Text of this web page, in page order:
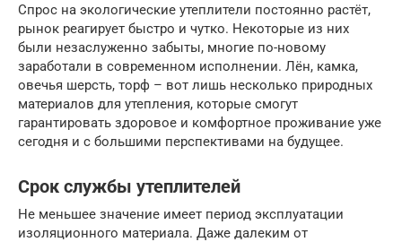
Спрос на экологические утеплители постоянно растёт,
рынок реагирует быстро и чутко. Некоторые из них
были незаслуженно забыты, многие по-новому
заработали в современном исполнении. Лён, камка,
овечья шерсть, торф – вот лишь несколько природных
материалов для утепления, которые смогут
гарантировать здоровое и комфортное проживание уже
сегодня и с большими перспективами на будущее.
Срок службы утеплителей
Не меньшее значение имеет период эксплуатации
изоляционного материала. Даже далеким от